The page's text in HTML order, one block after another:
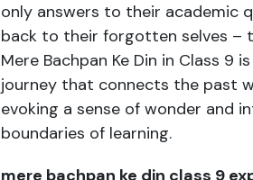
only answers to their academic
back to their forgotten selves –
Mere Bachpan Ke Din in Class
journey that connects the past
evoking a sense of wonder and
boundaries of learning.
mere bachpan ke din class 9